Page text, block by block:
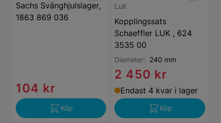
Sachs Svänghjulslager,
1863 869 036
104 kr
Köp
LuK
Kopplingssats
Schaeffler LUK , 624
3535 00
Diameter: 240 mm
2 450 kr
Endast 4 kvar i lager
Köp